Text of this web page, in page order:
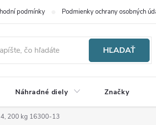
podmínky Podmienky ochrany osobných
HĽADAŤ
Náhradné diely Značky
4, 200 kg 16300-13